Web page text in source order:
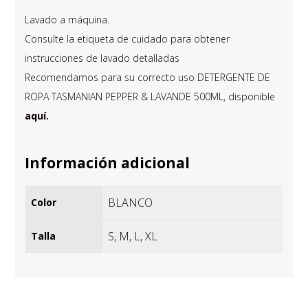
Lavado a máquina.
Consulte la etiqueta de cuidado para obtener
instrucciones de lavado detalladas
Recomendamos para su correcto uso DETERGENTE DE
ROPA TASMANIAN PEPPER & LAVANDE 500ML, disponible
aquí.
Información adicional
Color BLANCO
Talla S, M, L,XL